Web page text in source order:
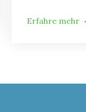
Erfahre mehr